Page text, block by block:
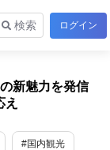
検索 ログイン
新魅力を発信
え
#国内観光